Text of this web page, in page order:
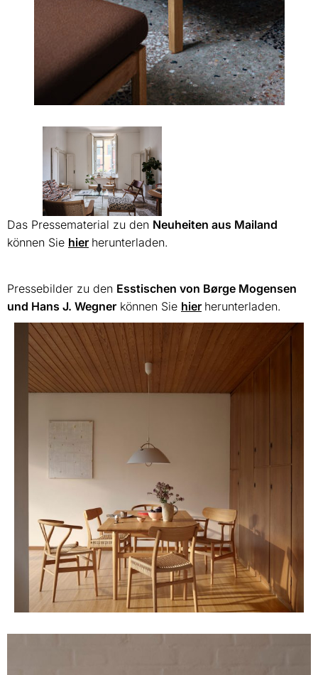
Das Pressematerial zu den Neuheiten aus Mailand
können Sie hier herunterladen.
Pressebilder zu den Esstischen von Børge Mogensen
und Hans J. Wegner können Sie hier herunterladen.